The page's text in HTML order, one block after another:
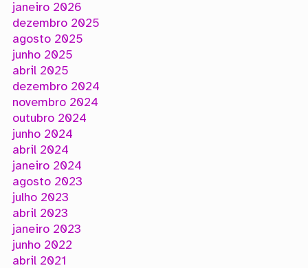
janeiro 2026
dezembro 2025
agosto 2025
junho 2025
abril 2025
dezembro 2024
novembro 2024
outubro 2024
junho 2024
abril 2024
janeiro 2024
agosto 2023
julho 2023
abril 2023
janeiro 2023
junho 2022
abril 2021